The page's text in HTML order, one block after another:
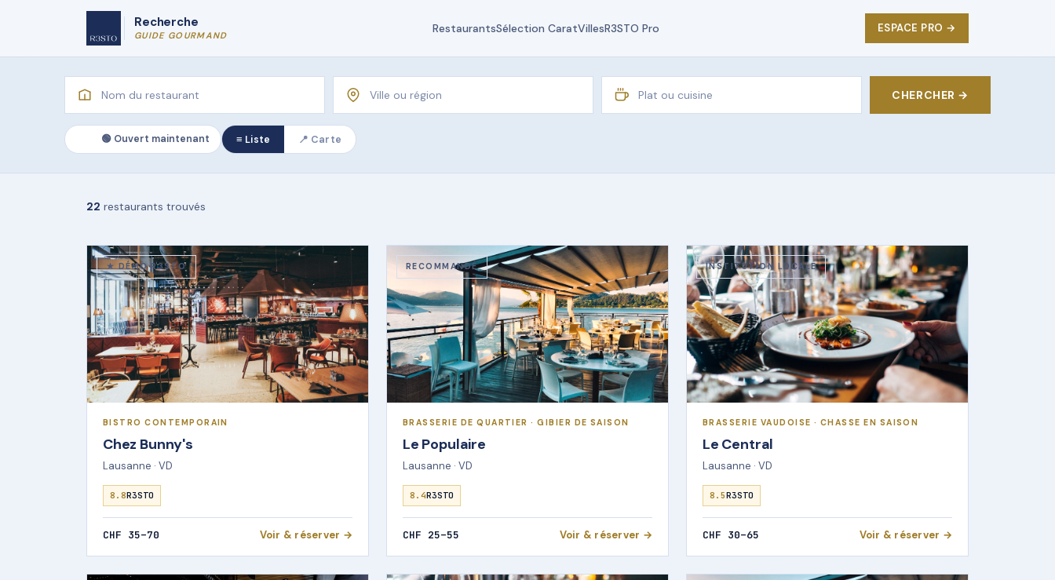
Recherche
GUIDE GOURMAND
RestaurantsSélection CaratVillesR3STO Pro ESPACE PRO →
CHERCHER →
🟢 Ouvert maintenant ≡ Liste 📍 Carte
22 restaurants trouvés
★ DÉMO R3STO
BISTRO CONTEMPORAIN
Chez Bunny's
Lausanne · VD
8.8R3STO
CHF 35–70 Voir & réserver →
RECOMMANDÉ
BRASSERIE DE QUARTIER · GIBIER DE SAISON
Le Populaire
Lausanne · VD
8.4R3STO
CHF 25–55 Voir & réserver →
INSTITUTION LOCALE
BRASSERIE VAUDOISE · CHASSE EN SAISON
Le Central
Lausanne · VD
8.5R3STO
CHF 30–65 Voir & réserver →